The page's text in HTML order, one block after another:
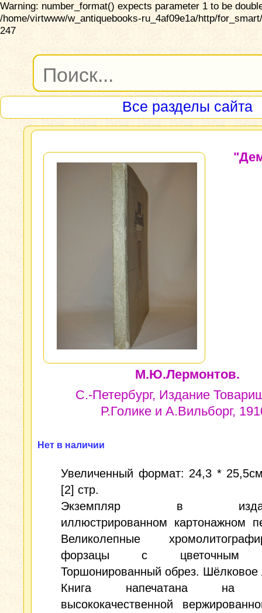
Warning: number_format() expects parameter 1 to be
/home/virtwww/w_antiquebooks-ru_4af09e1a/http/
247
Все разделы сайта
М.Ю.Лермонтов.
С.-Петербург, Издание
Р.Голике и А.Вильборг,
Нет в наличии
Увеличенный формат: 24,3 *
[2] стр.
Экземпляр в
иллюстрированном картонажном
Великолепные
форзацы с цветочным
Торшонированный обрез. Шёлковое
Книга напечатана на
высококачественной